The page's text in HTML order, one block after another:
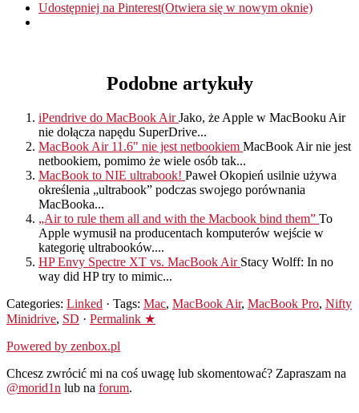
Udostępniej na Pinterest(Otwiera się w nowym oknie)
Podobne artykuły
iPendrive do MacBook AirJako, że Apple w MacBooku Air
nie dołącza napędu SuperDrive...
MacBook Air 11.6" nie jest netbookiem MacBook Air nie jest
netbookiem, pomimo że wiele osób tak...
MacBook to NIE ultrabook! Paweł Okopień usilnie używa
określenia „ultrabook” podczas swojego porównania
MacBooka...
„Air to rule them all and with the Macbook bind them” To
Apple wymusił na producentach komputerów wejście w
kategorię ultrabooków....
HP Envy Spectre XT vs. MacBook Air Stacy Wolff: In no
way did HP try to mimic...
Categories: Linked · Tags: Mac, MacBook Air, MacBook Pro, Nifty
Minidrive, SD · Permalink ★
Powered by zenbox.pl
Chcesz zwrócić mi na coś uwagę lub skomentować? Zapraszam na
@morid1n lub na forum.